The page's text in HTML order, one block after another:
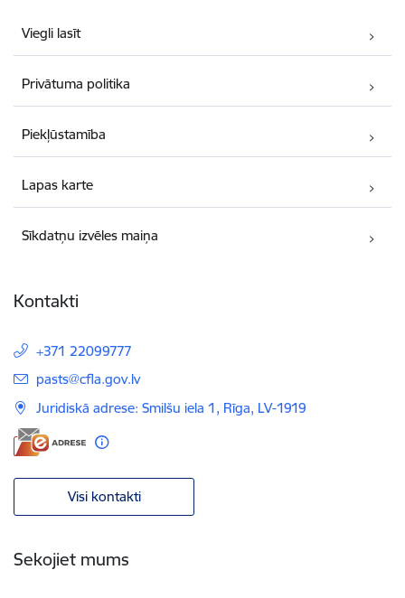
Viegli lasīt
Privātuma politika
Piekļūstamība
Lapas karte
Sīkdatņu izvēles maiņa
Kontakti
+371 22099777
E-pasts:
pasts@cfla.gov.lv
Juridiskā adrese: Smilšu iela 1, Rīga, LV-1919
Visi kontakti
Sekojiet mums